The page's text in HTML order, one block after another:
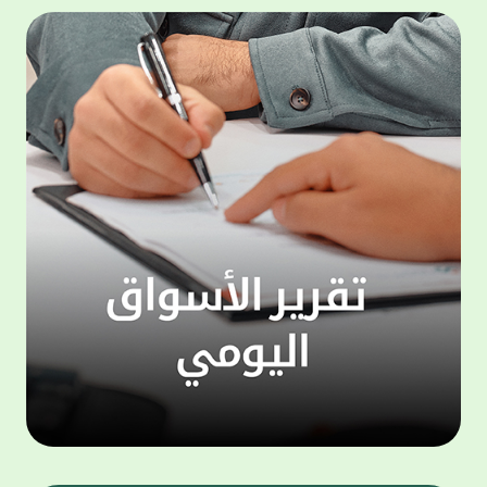
التحول الرقمي. ويتيح تطبيق KFHOnline
للهواتف الذكية مجموعة واسعة من الخدمات
التي تعكس فهم البنك لأنماط استخدام العملاء
واحتياجاتهم، من بينها خدمات التحويلات المالية
المحلية والدولية كخدمة "ومض" لتحويل الأموال،
إضافة إلى خدمة التحويل بالتعاون مع شبكة
"ويسترن يونيون" العالمية ، والتي تمكّن العملاء
من تنفيذ التحويلات المالية بسرعة وأمان، سواء
نقدًا أو مباشرة إلى الحسابات البنكية أو المحافظ
الرقمية في مختلف دول العالم ، مع الاستفادة
من الانتشار الواسع لشبكة ويسترن يونيون
عالميًا. كما توفر خدمة KFH Pay آلية مرنة
وسريعة لتحويل وطلب الأموال، تتيح للعملاء
إرسال طلبات دفع إلى فرد واحد أومجموعة من
الأشخاص عبر مشاركة رابط دفع أو إدخال أرقام
الهواتف. ويمكن للعميل إنشاء مجموعات
مخصصة لطلب الأموال، مع إمكانية متابعة حالة
الدفع لكل شخص من خلال قائمة «العمليات
حساب
على